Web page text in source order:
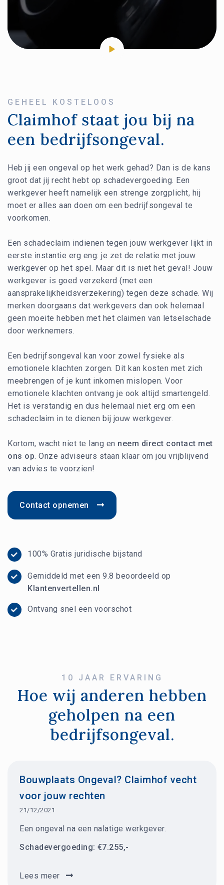
GEHEEL KOSTELOOS
Claimhof staat jou bij na
een bedrijfsongeval.
Heb jij een ongeval op het werk gehad? Dan is de kans
groot dat jij recht hebt op schadevergoeding. Een
werkgever heeft namelijk een strenge zorgplicht, hij
moet er alles aan doen om een bedrijfsongeval te
voorkomen.
Een schadeclaim indienen tegen jouw werkgever lijkt in
eerste instantie erg eng: je zet de relatie met jouw
werkgever op het spel. Maar dit is niet het geval! Jouw
werkgever is goed verzekerd (met een
aansprakelijkheidsverzekering) tegen deze schade. Wij
merken doorgaans dat werkgevers dan ook helemaal
geen moeite hebben met het claimen van letselschade
door werknemers.
Een bedrijfsongeval kan voor zowel fysieke als
emotionele klachten zorgen. Dit kan kosten met zich
meebrengen of je kunt inkomen mislopen. Voor
emotionele klachten ontvang je ook altijd smartengeld.
Het is verstandig en dus helemaal niet erg om een
schadeclaim in te dienen bij jouw werkgever.
Kortom, wacht niet te lang en neem direct contact met
ons op. Onze adviseurs staan klaar om jou vrijblijvend
van advies te voorzien!
Contact opnemen 
 100% Gratis juridische bijstand

Gemiddeld met een 9.8 beoordeeld op
Klantenvertellen.nl
 Ontvang snel een voorschot
10 JAAR ERVARING
Hoe wij anderen hebben
geholpen na een
bedrijfsongeval.
Bouwplaats Ongeval? Claimhof vecht
voor jouw rechten
21/12/2021
Een ongeval na een nalatige werkgever.
Schadevergoeding: €7.255,-
Lees meer 